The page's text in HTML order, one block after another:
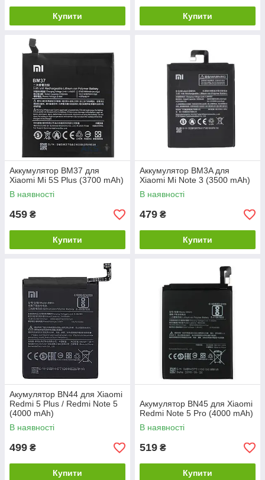
Купити Купити
Аккумулятор BM37 для
Xiaomi Mi 5S Plus (3700 mAh)
В наявності
459 ₴
Купити
Аккумулятор BM3A для
Xiaomi Mi Note 3 (3500 mAh)
В наявності
479 ₴
Купити
Акумулятор BN44 для Xiaomi
Redmi 5 Plus / Redmi Note 5
(4000 mAh)
В наявності
499 ₴
Купити
Акумулятор BN45 для Xiaomi
Redmi Note 5 Pro (4000 mAh)
В наявності
519 ₴
Купити